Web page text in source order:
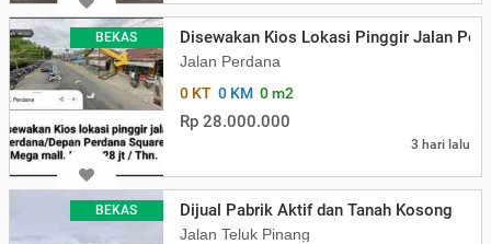
BEKAS Disewakan Kios Lokasi Pinggir Jalan
Jalan Perdana
0 KT 0 KM 0 m2
Rp 28.000.000
3 hari lalu
BEKAS Dijual Pabrik Aktif dan Tanah Kosong
Jalan Teluk Pinang